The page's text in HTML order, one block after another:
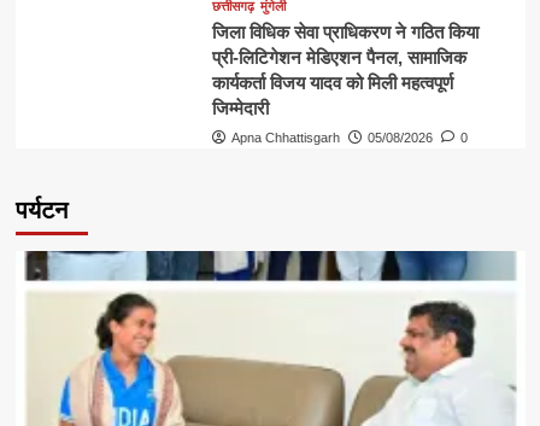
छत्तीसगढ़ मुंगेली
जिला विधिक सेवा प्राधिकरण ने गठित किया
प्री-लिटिगेशन मेडिएशन पैनल, सामाजिक
कार्यकर्ता विजय यादव को मिली महत्वपूर्ण
जिम्मेदारी
Apna Chhattisgarh 05/08/2026 0
पर्यटन